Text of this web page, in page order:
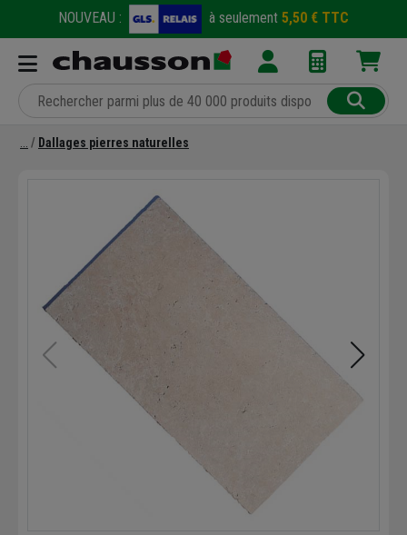
NOUVEAU : à seulement 5,50 € TTC
Dallages pierres naturelles